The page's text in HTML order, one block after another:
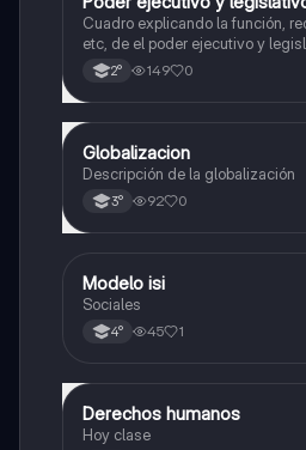
Cuadro explicando la función,
etc, de el poder ejecutivo y
2° 149 0
Ciencia Política
Globalizacion
Descripción de la globalización
3° 92 0
Historia
Modelo isi
Sociales
4° 45 1
Ciencia Política
Derechos humanos
Hoy clase